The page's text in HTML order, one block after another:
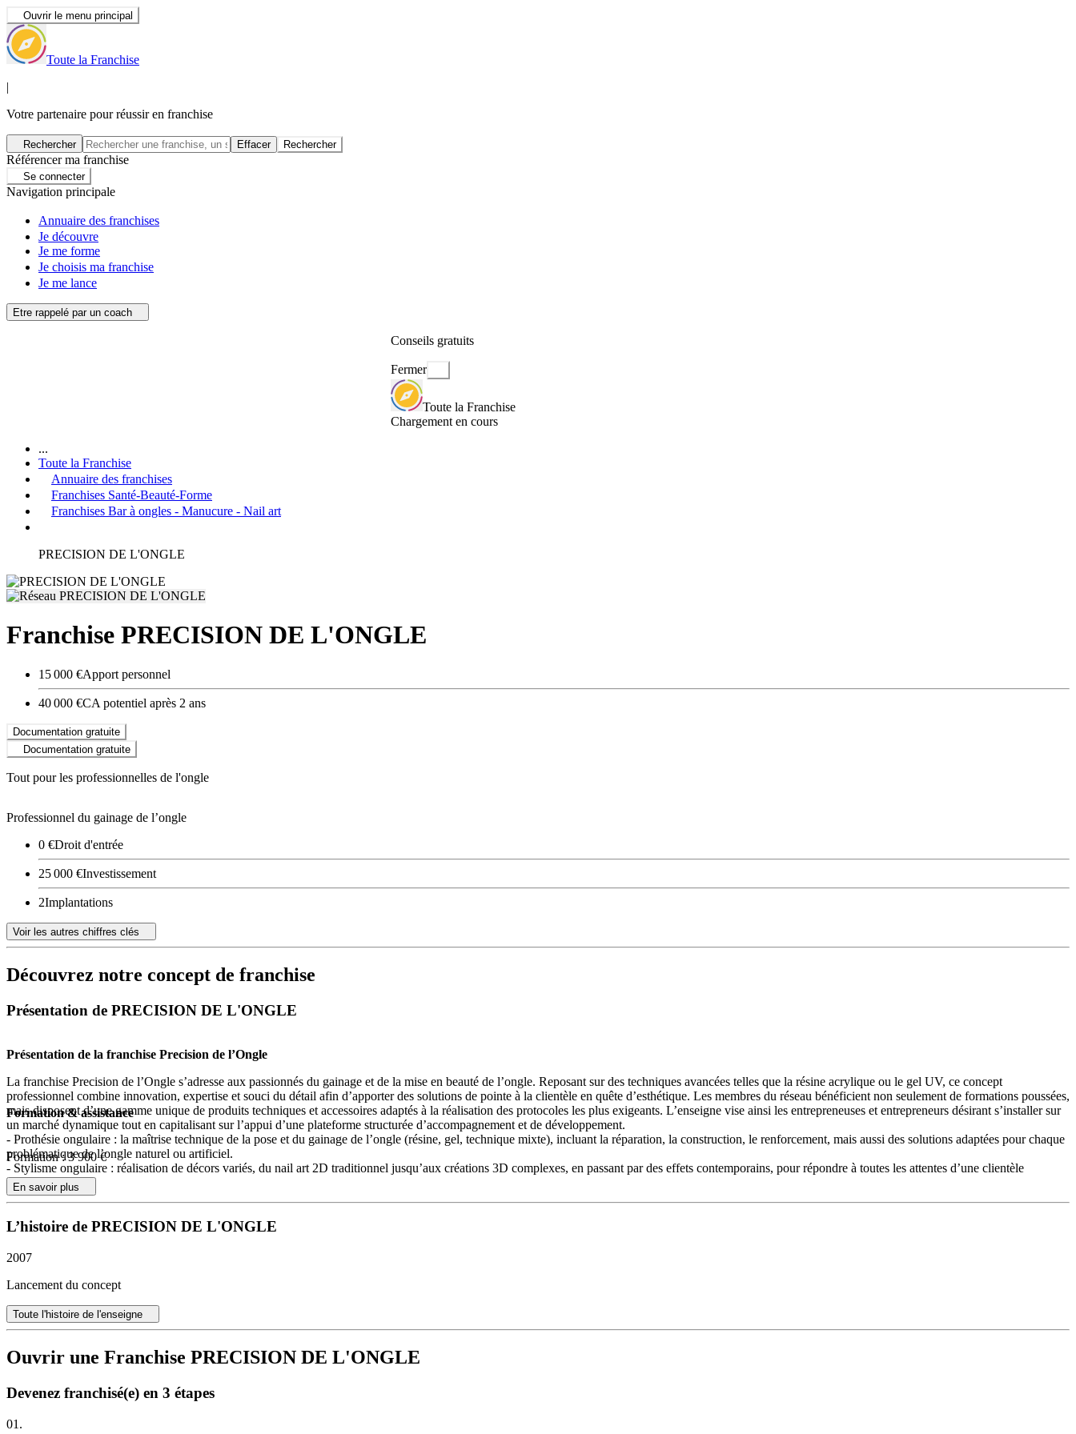
Ouvrir le menu principal
Toute la Franchise
|
Votre partenaire pour réussir en franchise
Rechercher Effacer Rechercher
Référencer ma franchise
Se connecter
Navigation principale
Annuaire des franchises
Je découvre
Je me forme
Je choisis ma franchise
Je me lance
Etre rappelé par un coach
Conseils gratuits
Fermer
Toute la Franchise
Chargement en cours
...
Toute la Franchise
Annuaire des franchises
Franchises Santé-Beauté-Forme
Franchises Bar à ongles - Manucure - Nail art
PRECISION DE L'ONGLE
Franchise PRECISION DE L'ONGLE
15 000 €Apport personnel
40 000 €CA potentiel après 2 ans
Documentation gratuite
Documentation gratuite
Tout pour les professionnelles de l'ongle
Professionnel du gainage de l’ongle
0 €Droit d'entrée
25 000 €Investissement
2Implantations
Voir les autres chiffres clés
Découvrez notre concept de franchise
Présentation de PRECISION DE L'ONGLE
Présentation de la franchise Precision de l’Ongle
La franchise Precision de l’Ongle s’adresse aux passionnés du gainage et de la mise en beauté de l’ongle. Reposant sur des techniques avancées telles que la résine acrylique ou le gel UV, ce concept
professionnel combine innovation, expertise et souci du détail afin d’apporter des solutions de pointe à la clientèle en quête d’esthétique. Les membres du réseau bénéficient non seulement de formations poussées,
mais disposent d’une gamme unique de produits techniques et accessoires adaptés à la réalisation des protocoles les plus exigeants. L’enseigne vise ainsi les entrepreneuses et entrepreneurs désirant s’installer sur
un marché dynamique tout en capitalisant sur l’appui d’une plateforme structurée d’accompagnement et de développement.
- Prothésie ongulaire : la maîtrise technique de la pose et du gainage de l’ongle (résine, gel, technique mixte), incluant la réparation, la construction, le renforcement, mais aussi des solutions adaptées pour chaque
problématique de l’ongle naturel ou artificiel.
- Stylisme ongulaire : réalisation de décors variés, du nail art 2D traditionnel jusqu’aux créations 3D complexes, en passant par des effets contemporains, pour répondre à toutes les attentes d’une clientèle
féminine soucieuse d’originalité et de raffinement.
- Vente de produits cosmétiques professionnels : la marque propose une gamme complète “Précision de l’Ongle” composée de solutions, accessoires et produits techniques élaborés spécifiquement pour les
Le réseau accompagne ses nouveaux membres à chaque étape : dès l’intégration, un parcours de formation professionnelle immersif et progressif permet d’acquérir tant les gestes essentiels que les techniques
novatrices distinctives de la marque. Encadrés par des formatrices expérimentées, les franchisés accroissent rapidement leur savoir-faire, approfondissent leur connaissance des produits et perfectionnent leur
approche commerciale. Cet accompagnement individualisé s’étend à la gestion quotidienne, à la mise en œuvre du concept en salon et à l’optimisation de la rentabilité. Des outils, supports et conseils concrets
sont mis à disposition pour dynamiser le lancement et la pérennité de chaque projet.
L’innovation permanente constitue la pierre angulaire de Precision de l’Ongle : l’enseigne ne cesse d’élaborer de nouveaux protocoles pour sublimer, restaurer et préserver la beauté de l’ongle tout en respectant sa
d’apporter une réponse unique à chaque besoin caractérisent la philosophie du réseau.
Un réseau adapté aux projets entrepreneuriaux à taille humaine
Formation & assistance
Formation : 3 900 €
En savoir plus
L’histoire de PRECISION DE L'ONGLE
2007
Lancement du concept
Toute l'histoire de l'enseigne
Ouvrir une Franchise PRECISION DE L'ONGLE
Devenez franchisé(e) en 3 étapes
01.